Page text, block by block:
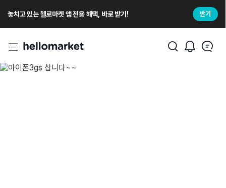
놓치고 있는 헬로마켓 앱 전용 해택, 바로 받기! 받기